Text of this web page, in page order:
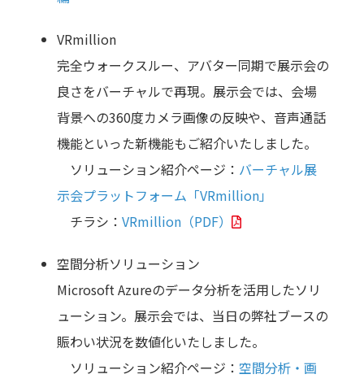
VRmillion
完全ウォークスルー、アバター同期で展示会の
良さをバーチャルで再現。展示会では、会場
背景への360度カメラ画像の反映や、音声通話
機能といった新機能もご紹介いたしました。
ソリューション紹介ページ： バーチャル展
示会プラットフォーム「VRmillion」
チラシ：VRmillion（PDF）
空間分析ソリューション
Microsoft Azureのデータ分析を活用したソリ
ューション。展示会では、当日の弊社ブースの
賑わい状況を数値化いたしました。
ソリューション紹介ページ：空間分析・画